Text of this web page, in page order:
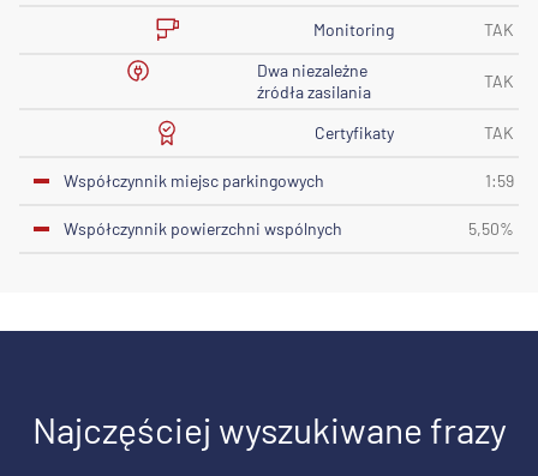
Monitoring
TAK
Dwa niezależne
źródła zasilania
TAK
Certyfikaty TAK
Współczynnik miejsc parkingowych 1:59
Współczynnik powierzchni wspólnych 5,50%
Najczęściej wyszukiwane frazy